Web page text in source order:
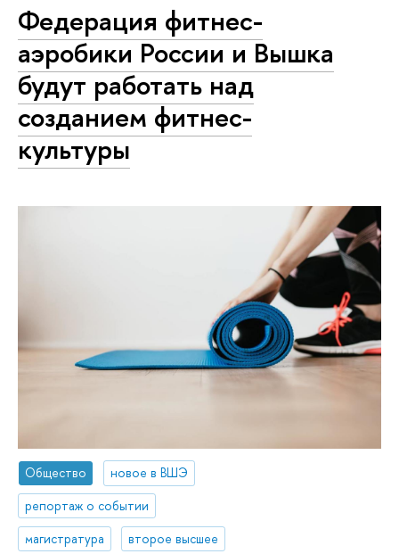
Федерация фитнес-
аэробики России и Вышка
будут работать над
созданием фитнес-
культуры
Общество
новое в ВШЭ
репортаж о событии
магистратура
второе высшее